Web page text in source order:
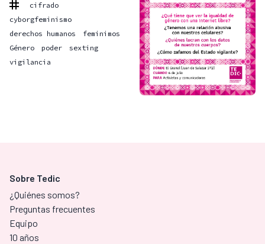
cifrado
cyborgfeminismo
derechos humanos
feminimos
Género
poder
sexting
vigilancia
Sobre Tedic
¿Quiénes somos?
Preguntas frecuentes
Equipo
10 años